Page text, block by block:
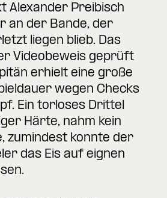
Alexander Preibisch
an der Bande, der
liegen blieb. Das
Videobeweis geprüft
erhielt eine große
wegen Checks
Ein torloses Drittel
Härte, nahm kein
zumindest konnte der
das Eis auf eignen